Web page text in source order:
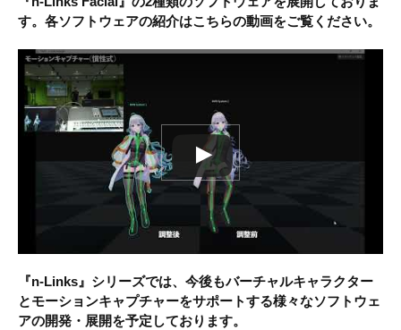
す。各ソフトウェアの紹介はこちらの動画をご覧ください。
『n-Links』シリーズでは、今後もバーチャルキャラクター
とモーションキャプチャーをサポートする様々なソフトウェ
アの開発・展開を予定しております。